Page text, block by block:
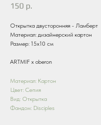
150 р.
Открытка двусторонняя - Ламберт
Материал: дизайнерский картон
Размер: 15х10 см
ARTMIF х oberon
Материал: Картон
Цвет: Сепия
Вид: Открытка
Фандом: Disciples